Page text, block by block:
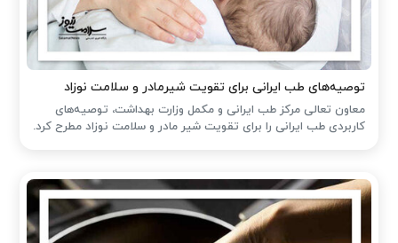
توصیه‌های طب ایرانی برای تقویت شیرمادر و سلامت نوزاد
معاون تعالی مرکز طب ایرانی و مکمل وزارت بهداشت، توصیه‌های
کاربردی طب ایرانی را برای تقویت شیر مادر و سلامت نوزاد مطرح کرد.